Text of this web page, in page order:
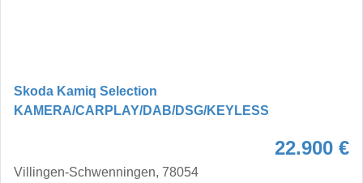
Skoda Kamiq Selection
KAMERA/CARPLAY/DAB/DSG/KEYLESS
22.900 €
Villingen-Schwenningen, 78054